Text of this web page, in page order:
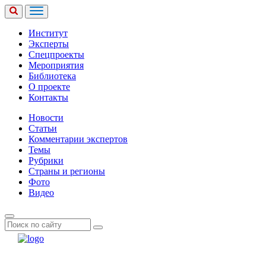
Институт
Эксперты
Спецпроекты
Мероприятия
Библиотека
О проекте
Контакты
Новости
Статьи
Комментарии экспертов
Темы
Рубрики
Страны и регионы
Фото
Видео